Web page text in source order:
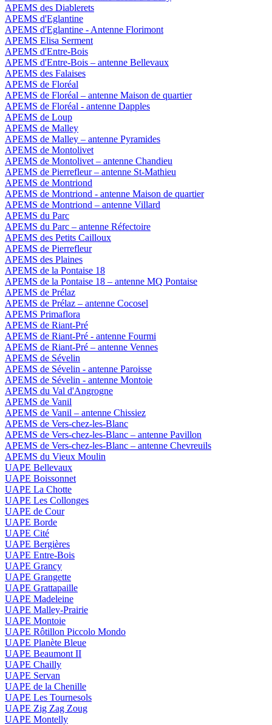
APEMS des Diablerets
APEMS d'Eglantine
APEMS d'Eglantine - Antenne Florimont
APEMS Elisa Serment
APEMS d'Entre-Bois
APEMS d'Entre-Bois – antenne Bellevaux
APEMS des Falaises
APEMS de Floréal
APEMS de Floréal – antenne Maison de quartier
APEMS de Floréal - antenne Dapples
APEMS de Loup
APEMS de Malley
APEMS de Malley – antenne Pyramides
APEMS de Montolivet
APEMS de Montolivet – antenne Chandieu
APEMS de Pierrefleur – antenne St-Mathieu
APEMS de Montriond
APEMS de Montriond - antenne Maison de quartier
APEMS de Montriond – antenne Villard
APEMS du Parc
APEMS du Parc – antenne Réfectoire
APEMS des Petits Cailloux
APEMS de Pierrefleur
APEMS des Plaines
APEMS de la Pontaise 18
APEMS de la Pontaise 18 – antenne MQ Pontaise
APEMS de Prélaz
APEMS de Prélaz – antenne Cocosel
APEMS Primaflora
APEMS de Riant-Pré
APEMS de Riant-Pré - antenne Fourmi
APEMS de Riant-Pré – antenne Vennes
APEMS de Sévelin
APEMS de Sévelin - antenne Paroisse
APEMS de Sévelin - antenne Montoie
APEMS du Val d'Angrogne
APEMS de Vanil
APEMS de Vanil – antenne Chissiez
APEMS de Vers-chez-les-Blanc
APEMS de Vers-chez-les-Blanc – antenne Pavillon
APEMS de Vers-chez-les-Blanc – antenne Chevreuils
APEMS du Vieux Moulin
UAPE Bellevaux
UAPE Boissonnet
UAPE La Chotte
UAPE Les Collonges
UAPE de Cour
UAPE Borde
UAPE Cité
UAPE Bergières
UAPE Entre-Bois
UAPE Grancy
UAPE Grangette
UAPE Grattapaille
UAPE Madeleine
UAPE Malley-Prairie
UAPE Montoie
UAPE Rôtillon Piccolo Mondo
UAPE Planète Bleue
UAPE Beaumont II
UAPE Chailly
UAPE Servan
UAPE de la Chenille
UAPE Les Tournesols
UAPE Zig Zag Zoug
UAPE Montelly